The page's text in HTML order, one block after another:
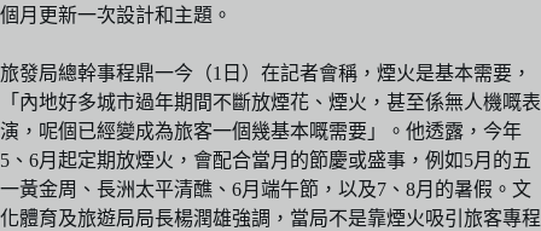
個月更新一次設計和主題。
旅發局總幹事程鼎一今（1日）在記者會稱，煙火是基本需要，
「內地好多城市過年期間不斷放煙花、煙火，甚至係無人機嘅表
演，呢個已經變成為旅客一個幾基本嘅需要」。他透露，今年
5、6月起定期放煙火，會配合當月的節慶或盛事，例如5月的五
一黃金周、長洲太平清醮、6月端午節，以及7、8月的暑假。文
化體育及旅遊局局長楊潤雄強調，當局不是靠煙火吸引旅客專程